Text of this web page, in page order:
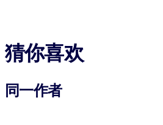
猜你喜欢
同一作者